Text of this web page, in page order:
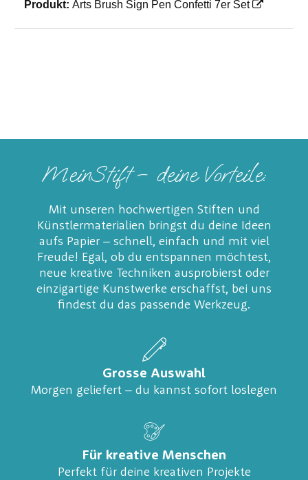
Produkt: Arts Brush Sign Pen Confetti 7er Set
MeinStift – deine Vorteile:
Mit unseren hochwertigen Stiften und
Künstlermaterialien bringst du deine Ideen
aufs Papier – schnell, einfach und mit viel
Freude! Egal, ob du entspannen möchtest,
neue kreative Techniken ausprobierst oder
einzigartige Kunstwerke erschaffst, bei uns
findest du das passende Werkzeug.
Grosse Auswahl
Morgen geliefert – du kannst sofort loslegen
Für kreative Menschen
Perfekt für deine kreativen Projekte